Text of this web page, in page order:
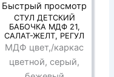
Быстрый просмотр
СТУЛ ДЕТСКИЙ
БАБОЧКА МДФ 21,
САЛАТ-ЖЕЛТ, РЕГУЛ
МДФ цвет,/каркас
цветной, серый,